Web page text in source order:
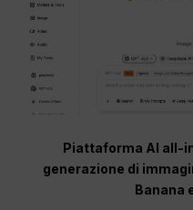
Piattaforma AI all-
generazione di
Banana